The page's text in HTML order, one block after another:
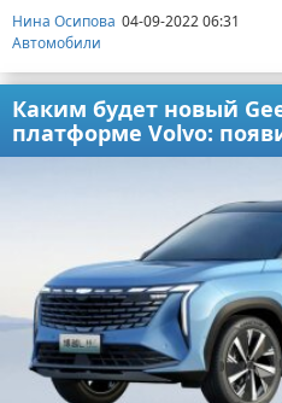
Нина Осипова 04-09-2022 06:31
Автомобили
Каким будет новый
платформе Volvo: